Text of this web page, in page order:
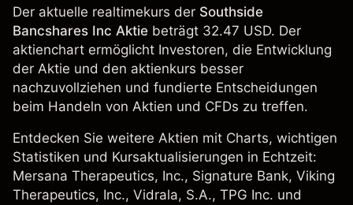
Der aktuelle realtimekurs der Southside
Bancshares Inc Aktie beträgt 32.47 USD. Der
aktienchart ermöglicht Investoren, die Entwicklung
der Aktie und den aktienkurs besser
nachzuvollziehen und fundierte Entscheidungen
beim Handeln von Aktien und CFDs zu treffen.
Entdecken Sie weitere Aktien mit Charts, wichtigen
Statistiken und Kursaktualisierungen in Echtzeit:
Mersana Therapeutics, Inc., Signature Bank, Viking
Therapeutics, Inc., Vidrala, S.A., TPG Inc. und